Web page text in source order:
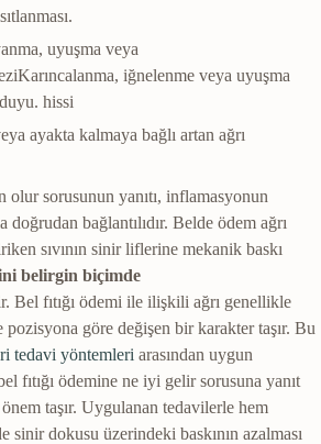
uyuşma veya
Karıncalanma, iğnelenme veya uyuşma
hissi
ayakta kalmaya bağlı artan ağrı
olur sorusunun yanıtı, inflamasyonun
bağlantılıdır. Belde ödem ağrı
sıvının sinir liflerine mekanik baskı
belirgin biçimde
Bel fıtığı ödemi ile ilişkili ağrı genellikle
pozisyona göre değişen bir karakter taşır. Bu
tedavi yöntemleri arasından uygun
fıtığı ödemine ne iyi gelir sorusuna yanıt
taşır. Uygulanan tedavilerle hem
sinir dokusu üzerindeki baskının azalması